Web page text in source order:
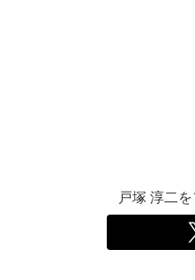
戸塚 淳二